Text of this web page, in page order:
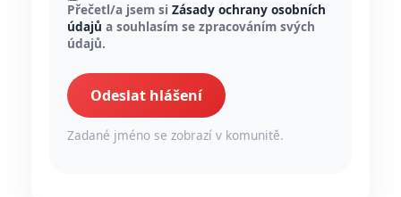
Přečetl/a jsem si Zásady ochrany osobních
údajů a souhlasím se zpracováním svých
údajů.
Odeslat hlášení
Zadané jméno se zobrazí v komunitě.